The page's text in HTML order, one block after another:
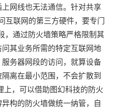
网线也无法通信。针对共享
互联网的第三方硬件，要专门
，通过防火墙策略严格限制其
其业务所需的特定互联网地
务器网段的访问，就算设备
离在最小范围，不会扩散到
，可以借助图幻科技的防火
构的防火墙做统一纳管，自